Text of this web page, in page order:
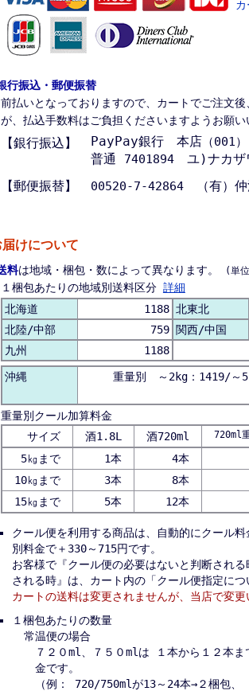
行振込・郵便振替
前払いとなっておりますので、カートでご注文
が、払込手数料はご負担くださいますようお願い
【銀行振込】 PayPay銀行 本店（001）
普通 7401894ユ)ナカザ
【郵便振替】
00520-7-42864（有）仲
けについて
料は地域・梱包・数によって異なります。 (単
１梱包あたりの地域別送料区分 詳細
北海道
1188 北東北
北陸/中部
759 関西/中国
九州
1188
沖縄
重量別 ～2kg：1419/～
重量別クール加算料金
サイズ
酒1.8L 酒720ml 720ml
5㎏まで
1本 4本
10㎏まで
3本 8本
15㎏まで
5本 12本
クール便を利用する商品は、自動的にクール料
別料金で＋330～715円です。
お客様で『クール便の必要はないと判断され
される時』は、カート内の「クール便指定につ
カートの送料は変更されませんが、当店で変更
１梱包あたりの数量
常温便の場合
７２０ml、７５０mlは １本から１２本
金です。
（例： 720/750mlが13～24本→２梱包、